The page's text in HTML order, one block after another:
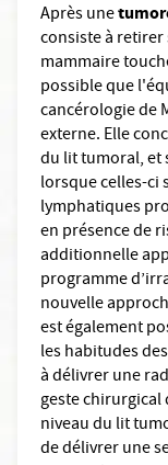
Après une
consiste à
mammaire
possible que
cancérologie de
externe. Elle
du lit tumoral, et
lorsque celles-ci
lymphatiques
en présence de
additionnelle
programme
nouvelle
est également
les habitudes
à délivrer une
geste
niveau du lit
de délivrer une